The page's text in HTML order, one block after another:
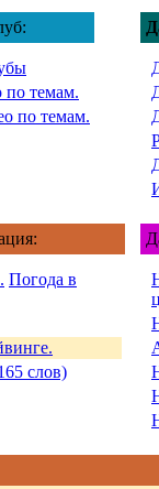
по темам.
по темам.
Погода в
слов)